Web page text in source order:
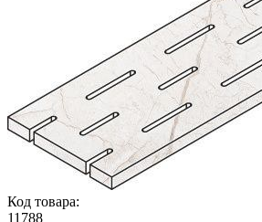
Код товара:
11788